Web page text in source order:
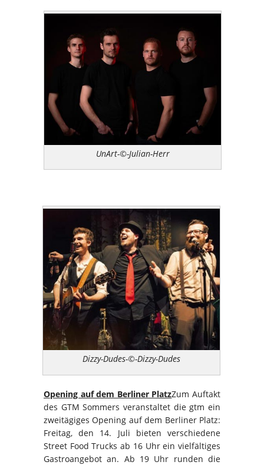
UnArt-©-Julian-Herr
Dizzy-Dudes-©-Dizzy-Dudes
Opening auf dem Berliner PlatzZum Auftakt
des GTM Sommers veranstaltet die gtm ein
zweitägiges Opening auf dem Berliner Platz:
Freitag, den 14. Juli bieten verschiedene
Street Food Trucks ab 16 Uhr ein vielfältiges
Gastroangebot an. Ab 19 Uhr runden die